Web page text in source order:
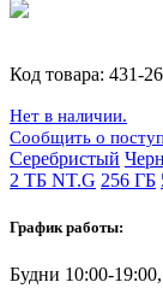
Код товара: 431-
Нет в наличии.
Сообщить о
Серебристый
2 ТБ NT.G 256 ГБ
График работы:
Будни 10:00-